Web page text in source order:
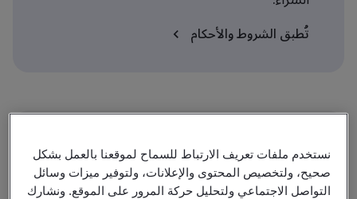
تُطبق الشروط والأحكام
المحترف
نستخدم ملفات تعريف الارتباط للسماح لموقعنا بالعمل بشكل
صحيح، ولتخصيص المحتوى والإعلانات، ولتوفير ميزات وسائل
التواصل الاجتماعي ولتحليل حركة المرور على الموقع. ونشارك